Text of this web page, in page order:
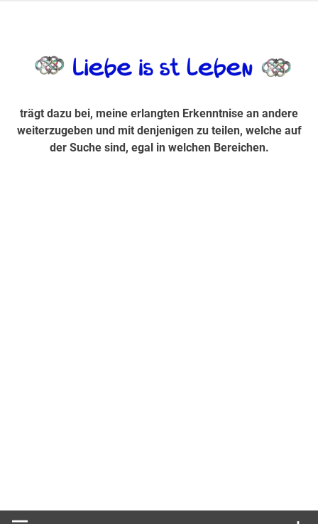
Suche sind, egal in welchen Bereichen.
trägt dazu bei, meine erlangten Erkenntnise an andere
weiterzugeben und mit denjenigen zu teilen, welche auf
der Suche sind, egal in welchen Bereichen.